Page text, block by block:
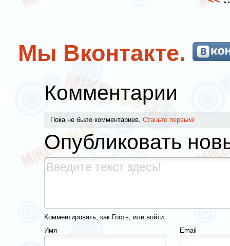
Мы Вконтакте.
Комментарии
Пока не было комментариев. Станьте первым!
Опубликовать
Комментировать, как Гость, или войти:
Имя
Email